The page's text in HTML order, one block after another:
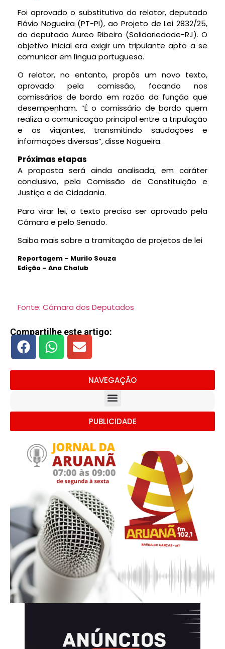
Foi aprovado o substitutivo do relator, deputado
Flávio Nogueira (PT-PI), ao Projeto de Lei 2832/25,
do deputado Aureo Ribeiro (Solidariedade-RJ). O
objetivo inicial era exigir um tripulante apto a se
comunicar em língua portuguesa.
O relator, no entanto, propôs um novo texto,
aprovado pela comissão, focando nos
comissários de bordo em razão da função que
desempenham. “É o comissário de bordo quem
realiza a comunicação principal entre a tripulação
e os viajantes, transmitindo saudações e
informações diversas”, disse Nogueira.
Próximas etapas
A proposta será ainda analisada, em caráter
conclusivo, pela Comissão de Constituição e
Justiça e de Cidadania.
Para virar lei, o texto precisa ser aprovado pela
Câmara e pelo Senado.
Saiba mais sobre a tramitação de projetos de lei
Reportagem – Murilo Souza
Edição – Ana Chalub
Fonte: Câmara dos Deputados
Compartilhe este artigo:
NAVEGAÇÃO
PUBLICIDADE